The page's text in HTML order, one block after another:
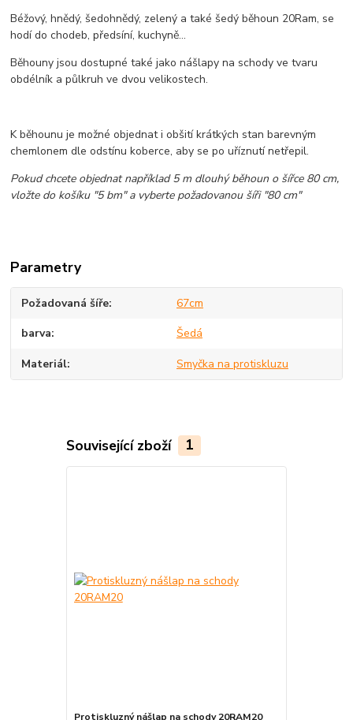
Béžový, hnědý, šedohnědý, zelený a také šedý běhoun 20Ram, se
hodí do chodeb, předsíní, kuchyně...
Běhouny jsou dostupné také jako nášlapy na schody ve tvaru
obdélník a půlkruh ve dvou velikostech.
K běhounu je možné objednat i obšití krátkých stan barevným
chemlonem dle odstínu koberce, aby se po uříznutí netřepil.
Pokud chcete objednat například 5 m dlouhý běhoun o šířce 80 cm,
vložte do košíku "5 bm" a vyberte požadovanou šíři "80 cm"
Parametry
Požadovaná šíře 67cm
barva Šedá
Materiál Smyčka na protiskluzu
Související zboží 1
Protiskluzný nášlap na schody 20RAM20